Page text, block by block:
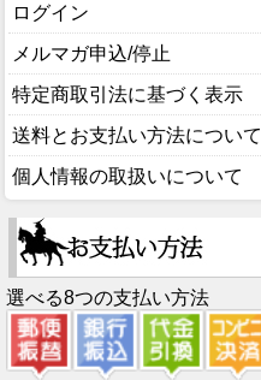
ログイン
メルマガ申込/停止
特定商取引法に基づく表示
送料とお支払い方法について
個人情報の取扱いについて
選べる8つの支払い方法